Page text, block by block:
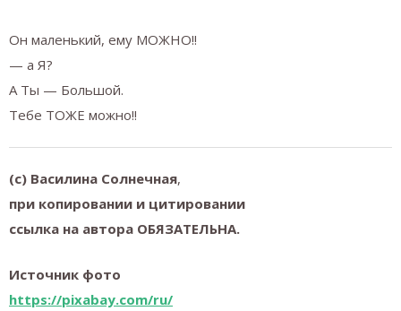
Он маленький, ему МОЖНО!!
— а Я?
А Ты — Большой.
Тебе ТОЖЕ можно!!
(с) Василина Солнечная,
при копировании и цитировании
ссылка на автора ОБЯЗАТЕЛЬНА.
Источник фото
https://pixabay.com/ru/